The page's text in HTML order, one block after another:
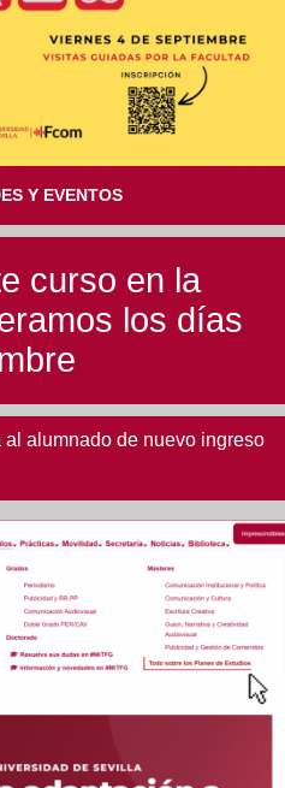
Y EVENTOS
curso en la
los días
alumnado de nuevo ingreso